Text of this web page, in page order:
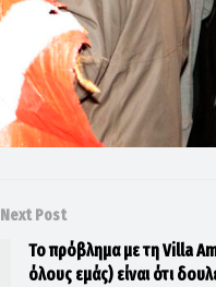
Next Post
Το πρόβλημα με τη Villa
όλους εμάς) είναι ότι